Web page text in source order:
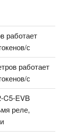
работает
с
работает
с
C5-EVB
реле,